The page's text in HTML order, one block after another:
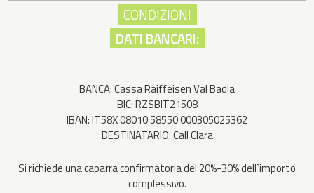
CONDIZIONI
DATI BANCARI:
BANCA: Cassa Raiffeisen Val Badia
BIC: RZSBIT21508
IBAN: IT58X 08010 58550 000305025362
DESTINATARIO: Call Clara
Si richiede una caparra confirmatoria del 20%-30% dell`importo
complessivo.